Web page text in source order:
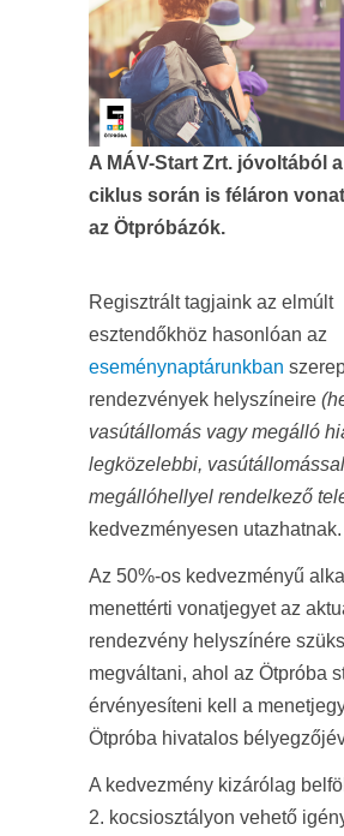
A MÁV-Start Zrt. jóvoltából
ciklus során is féláron
az Ötpróbázók.
Regisztrált tagjaink az elmúlt
esztendőkhöz hasonlóan az
eseménynaptárunkban
rendezvények helyszíneire
vasútállomás vagy megálló
legközelebbi,
megállóhellyel rendelkező
kedvezményesen utazhatnak.
Az 50%-os kedvezményű
menettérti vonatjegyet az
rendezvény helyszínére
megváltani, ahol az Ötpróba
érvényesíteni kell a
Ötpróba hivatalos
A kedvezmény kizárólag
2. kocsiosztályon vehető